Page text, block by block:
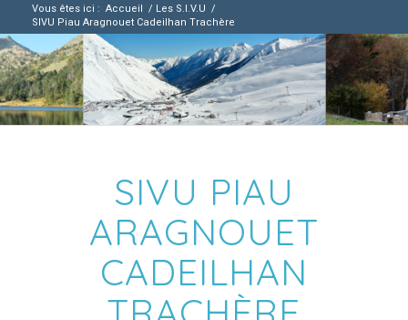
Vous êtes ici : Accueil / Les S.I.V.U /
SIVU Piau Aragnouet Cadeilhan Trachère
SIVU PIAU
ARAGNOUET
CADEILHAN